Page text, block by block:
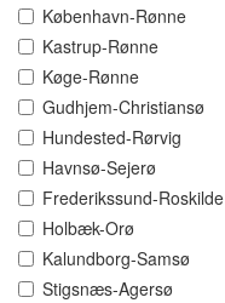
København-Rønne
Kastrup-Rønne
Køge-Rønne
Gudhjem-Christiansø
Hundested-Rørvig
Havnsø-Sejerø
Frederikssund-Roskilde
Holbæk-Orø
Kalundborg-Samsø
Stigsnæs-Agersø